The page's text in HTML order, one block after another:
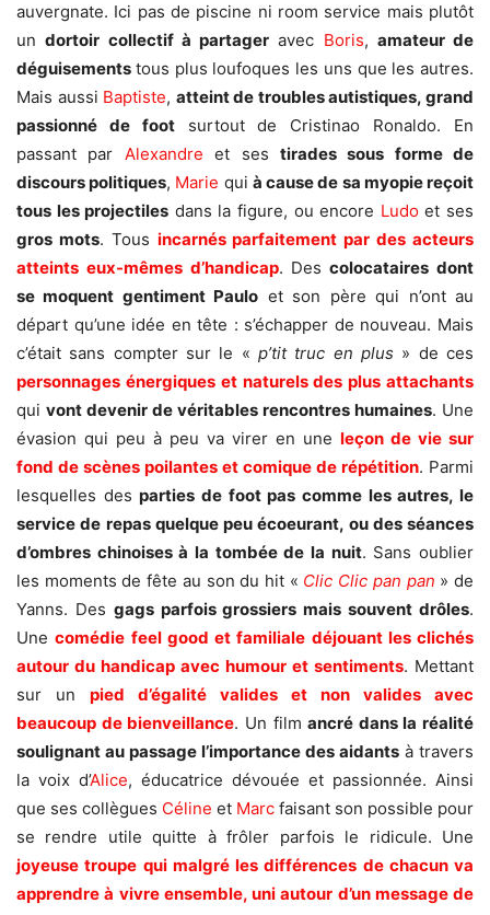
auvergnate. Ici pas de piscine ni room service mais plutôt
undortoir collectif à partager avec Boris, amateur de
déguisements tous plus loufoques les uns que les autres.
Mais aussi Baptiste, atteint de troubles autistiques, grand
passionné de footsurtout de Cristinao Ronaldo. En
passant par Alexandre et ses tirades sous forme de
discours politiques, Marie qui à cause de sa myopie reçoit
tous les projectiles dans la figure, ou encore Ludoet ses
gros mots. Tous incarnés parfaitement par des acteurs
atteints eux-mêmes d’handicap. Des colocataires dont
se moquent gentiment Paulo et son père qui n’ont au
départ qu’une idée en tête : s’échapper de nouveau. Mais
c’était sans compter sur le « p’tit truc en plus » de ces
personnages énergiques et naturelsdes plus attachants
qui vont devenir de véritables rencontres humaines. Une
évasion qui peu à peu va virer en une leçon de vie sur
fond de scènes poilantes et comique de répétition. Parmi
lesquelles desparties de foot pas comme les autres, le
service de repas quelque peu écoeurant, ou des séances
d’ombres chinoises à la tombée de la nuit. Sans oublier
les moments de fête au son du hit « Clic Clic pan pan » de
Yanns. Des gags parfois grossiers maissouvent drôles.
Unecomédie feel good et familiale déjouant les clichés
autour du handicap avec humour et sentiments. Mettant
sur un pied d’égalité valides et non valides avec
beaucoup de bienveillance. Un filmancré dans la réalité
soulignant au passage l’importance des aidants à travers
la voix d’Alice, éducatrice dévouée et passionnée. Ainsi
que ses collègues Céline et Marc faisant son possible pour
se rendre utile quitte à frôler parfois le ridicule. Une
joyeuse troupe qui malgré les différences de chacun va
apprendre à vivre ensemble, uni autour d’un message de